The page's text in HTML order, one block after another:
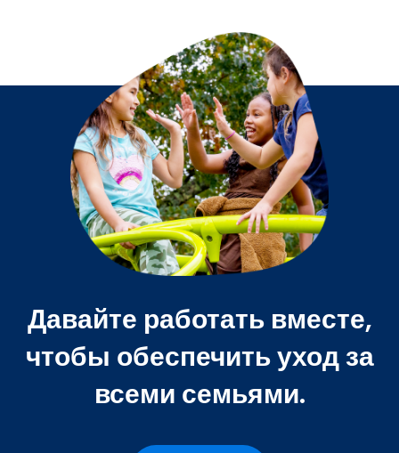
Давайте работать вместе,
чтобы обеспечить уход за
всеми семьями.